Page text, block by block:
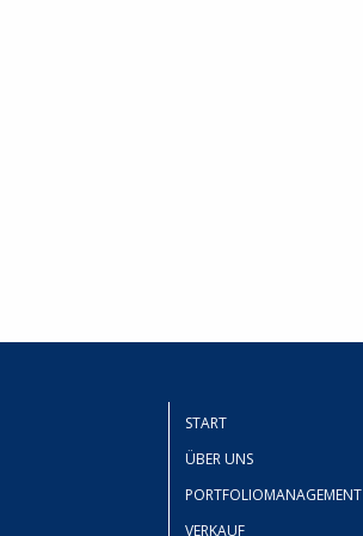
START
ÜBER UNS
PORTFOLIOMANAGEMENT
VERKAUF